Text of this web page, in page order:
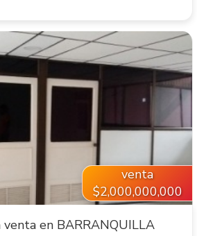
venta
$2,000,000,000
venta en BARRANQUILLA